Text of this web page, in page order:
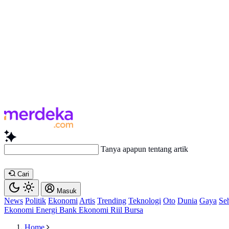
Tanya apapun tentang artikel ini...
Cari
Masuk
News Politik Ekonomi Artis Trending Teknologi Oto Dunia Gaya
Ekonomi Energi Bank Ekonomi Riil Bursa
Home